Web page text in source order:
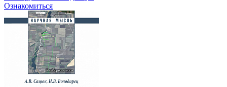
Ознакомиться